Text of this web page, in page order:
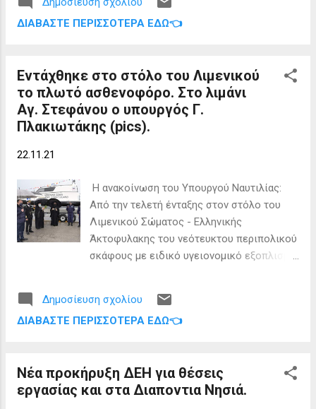
νοσοκομείου μας για την συμμετοχή τους
προσπάθεια για...
αφορούν τα Διαπόντια νησιά ενώ η
Δήμαρχος έθεσε επιπροσθέτως και την
την Ηγουμενίτσα. Στη συνάντηση
συμμετείχαν επίσης ο Βουλευτής Κέρκυρας
της Ν.Δ. Στέφανος Γκίκας καθώς και οι
αντιδήμαρχοι Μαθρακίου, Οθωνών και
ολοκλήρωσης των λιμανιών στους
Οθωνούς και στο Μαθράκι ήταν τα κύρια
θέματα που τέθηκαν στη συζήτηση κατά την
οποία ο Υπουργός έκανε γνωστό ότι άμεσα
δρομολογείται η ένταξή τους σε
του Υπουργού υπήρξε και για άμεση
έγκριση χρηματοδότησης αποκατάστασης
ΔΙΑΒΆΣΤΕ ΠΕΡΙΣΣΌΤΕΡΑ ΕΔΏ👈
Εντάχθηκε στο στόλο του Λιμενικού
το πλωτό ασθενοφόρο. Στο λιμάνι
Αγ. Στεφάνου ο υπουργός Γ.
Πλακιωτάκης (pics).
22.11.21
Η ανακοίνωση του Υπουργού Ναυτιλίας:
Από την τελετή ένταξης στον στόλο του
Λιμενικού Σώματος - Ελληνικής
Άκτοφυλακης του νεότευκτου περιπολικού
σκάφους με ειδικό υγειονομικό εξοπλισμό,
ευρύτερης γεωγραφικής περιοχής, των
Διαπόντιων νήσων, Οθωνών και
παραλλήλως σε πολλά και σημαντικά
επίπεδα. Εγγυάται την ασφάλεια και τη
Δημοσίευση σχολίου
ΔΙΑΒΆΣΤΕ ΠΕΡΙΣΣΌΤΕΡΑ ΕΔΏ👈
Νέα προκήρυξη ΔΕΗ για θέσεις
εργασίας και στα Διαποντια Νησιά.